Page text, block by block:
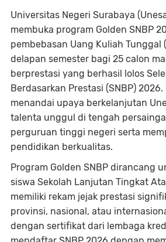
Universitas Negeri Surabaya
membuka program Golden SNBP
pembebasan Uang Kuliah Tunggal
delapan semester bagi 25 calon
berprestasi yang berhasil lolos
Berdasarkan Prestasi (SNBP)
menandai upaya berkelanjutan
talenta unggul di tengah
perguruan tinggi negeri serta
pendidikan berkualitas.
Program Golden SNBP dirancang
siswa Sekolah Lanjutan Tingkat
memiliki rekam jejak prestasi
provinsi, nasional, atau
dengan sertifikat dari lembaga